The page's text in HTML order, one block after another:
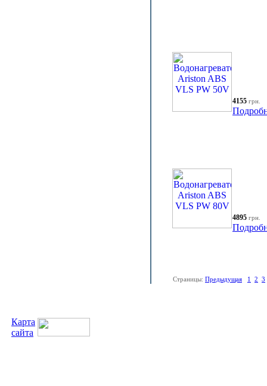
4155 грн.
4895 грн.
Страницы: Предыдущая 1 2 3
Карта
сайта